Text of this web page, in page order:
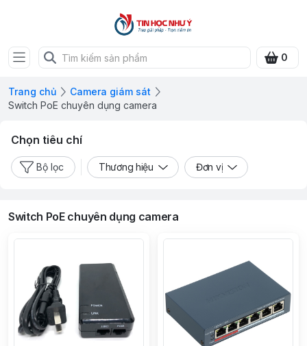
0
Trang chủ
Camera giám sát
Switch PoE chuyên dụng camera
Chọn tiêu chí
Bộ lọc Thương hiệu Đơn vị
Switch PoE chuyên dụng camera